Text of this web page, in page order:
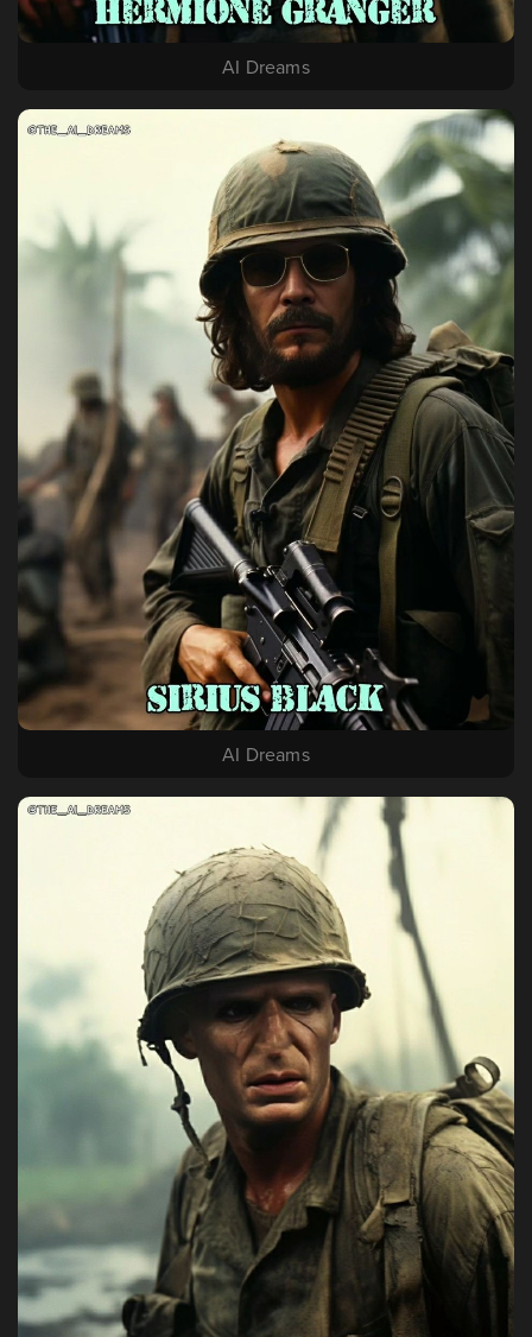
AI Dreams
AI Dreams